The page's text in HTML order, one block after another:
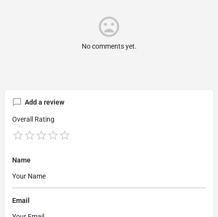
No comments yet.
Add a review
Overall Rating
Name
Email